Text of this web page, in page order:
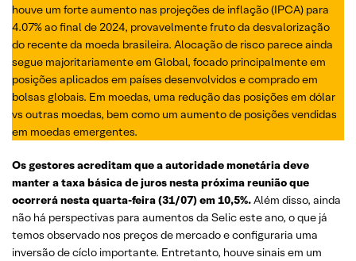
houve um forte aumento nas projeções de inflação (IPCA) para
4.07% ao final de 2024, provavelmente fruto da desvalorização
do recente da moeda brasileira. Alocação de risco parece ainda
segue majoritariamente em Global, focado principalmente em
posições aplicados em países desenvolvidos e comprado em
bolsas globais. Em moedas, uma redução das posições em dólar
vs outras moedas, bem como um aumento de posições vendidas
em moedas emergentes.
Os gestores acreditam que a autoridade monetária deve
manter a taxa básica de juros nesta próxima reunião que
ocorrerá nesta quarta-feira (31/07) em 10,5%.Além disso, ainda
não há perspectivas para aumentos da Selic este ano, o que já
temos observado nos preços de mercado e configuraria uma
inversão de cíclo importante. Entretanto, houve sinais em um